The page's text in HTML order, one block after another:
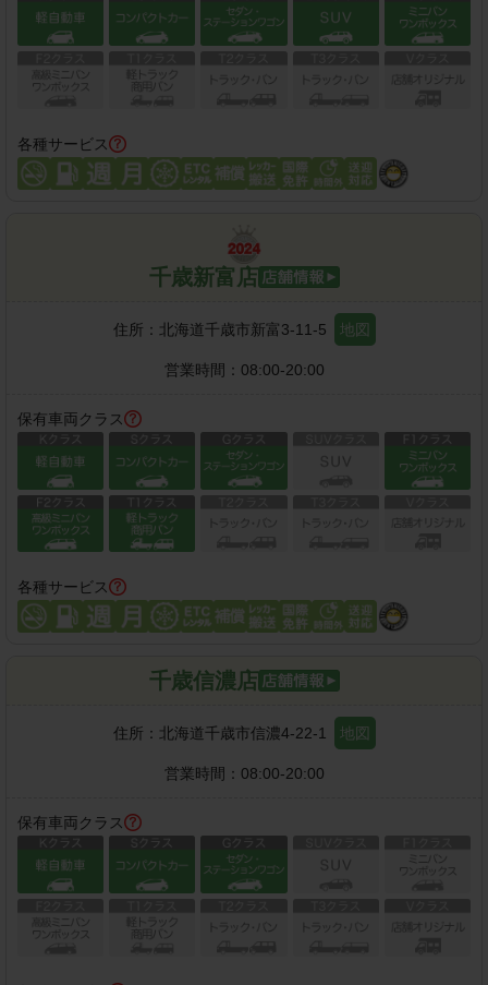
各種サービス
千歳新富店
住所： 北海道千歳市新富3-11-5 地図
営業時間： 08:00-20:00
保有車両クラス
各種サービス
千歳信濃店
住所： 北海道千歳市信濃4-22-1 地図
営業時間： 08:00-20:00
保有車両クラス